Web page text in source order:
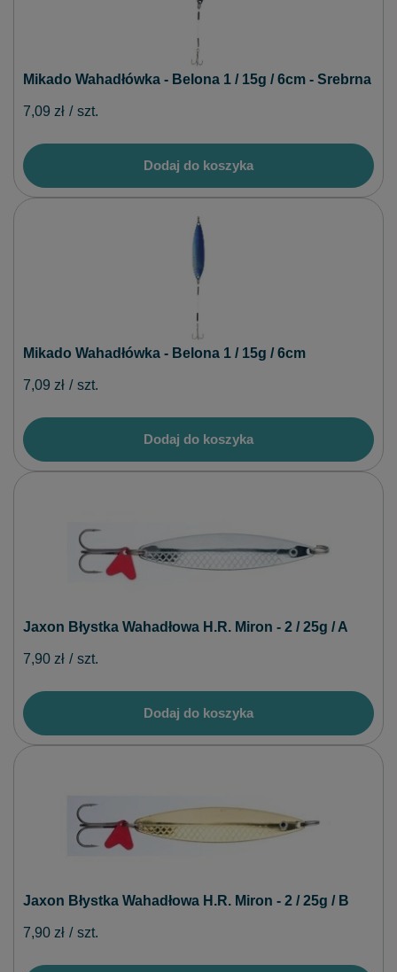
Mikado Wahadłówka - Belona 1 / 15g / 6cm - Srebrna
7,09 zł / szt.
Dodaj do koszyka
Mikado Wahadłówka - Belona 1 / 15g / 6cm
7,09 zł / szt.
Dodaj do koszyka
Jaxon Błystka Wahadłowa H.R. Miron - 2 / 25g / A
7,90 zł / szt.
Dodaj do koszyka
Jaxon Błystka Wahadłowa H.R. Miron - 2 / 25g / B
7,90 zł / szt.